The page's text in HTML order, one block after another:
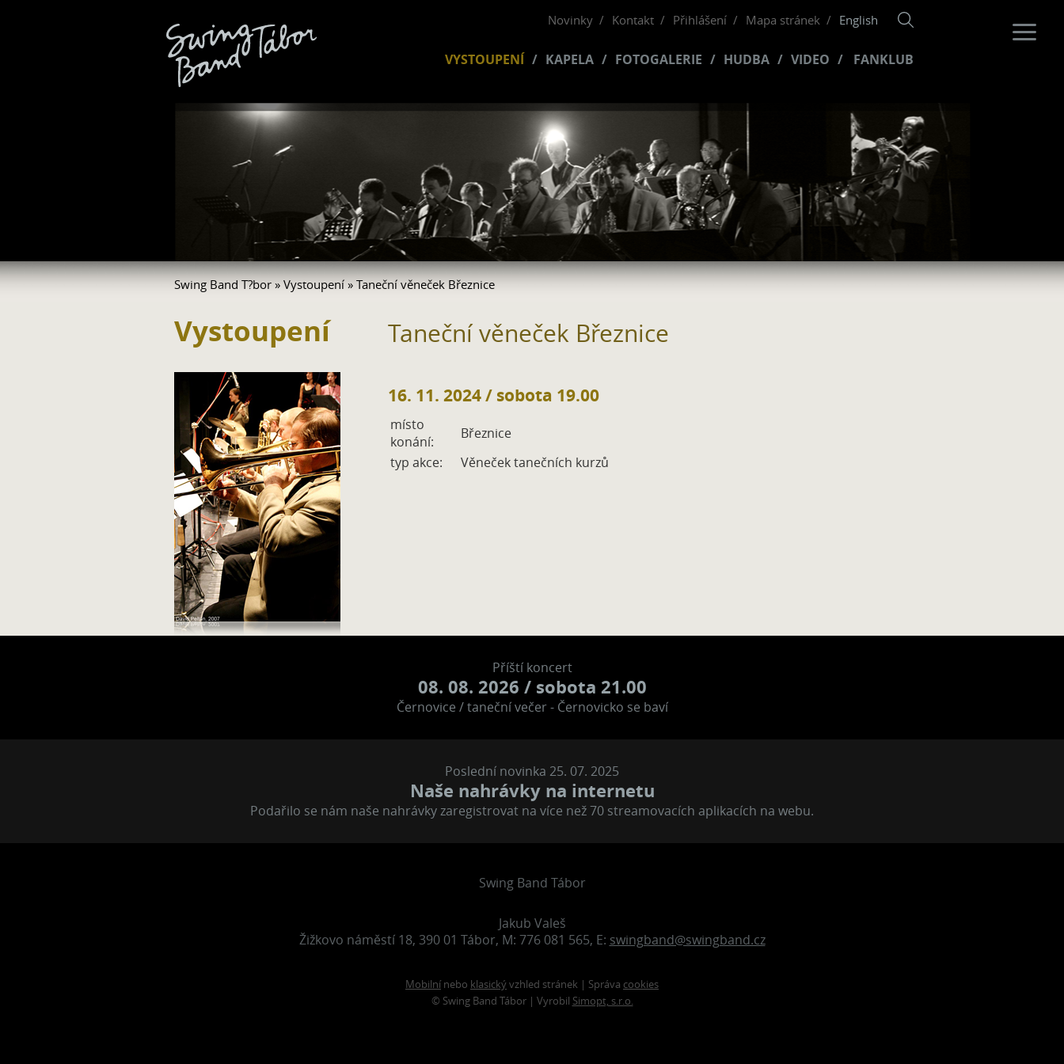
Novinky Kontakt Přihlášení Mapa stránek English
VYSTOUPENÍ KAPELA FOTOGALERIE HUDBA VIDEO FANKLUB
Swing Band T?bor » Vystoupení» Taneční věneček Březnice
Vystoupení Taneční věneček Březnice
16. 11. 2024/ sobota 19.00
místo
konání:
Březnice
typ akce:
Věneček tanečních kurzů
Příští koncert
08. 08. 2026 / sobota 21.00
Černovice / taneční večer - Černovicko se baví
Poslední novinka 25. 07. 2025
Naše nahrávky na internetu
Podařilo se nám naše nahrávky zaregistrovat na více než 70 streamovacích aplikacích na webu.
Swing Band Tábor
Jakub Valeš
Žižkovo náměstí 18, 390 01 Tábor, M: 776 081 565, E: swingband@swingband.cz
Mobilní nebo klasickývzhled stránek | Správa cookies
© Swing Band Tábor | Vyrobil Simopt, s.r.o.